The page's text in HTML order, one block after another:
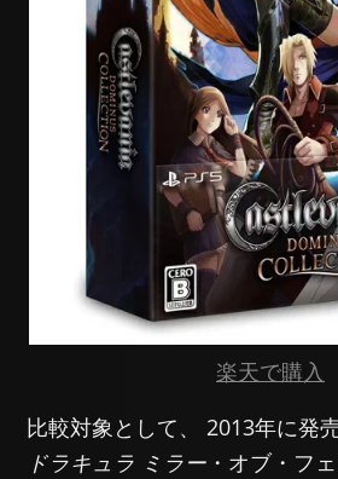
楽天で購入
比較対象として、 2013年に発
ドラキュラ ミラー ・オブ・フ